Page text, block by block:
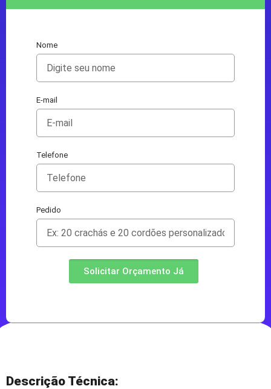
Nome
E-mail
Telefone
Pedido
Solicitar Orçamento Já
Descrição Técnica: